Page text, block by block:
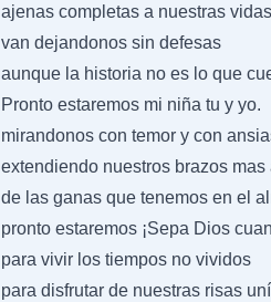
ajenas completas a nuestras vidas
van dejandonos sin defesas
aunque la historia no es lo que
Pronto estaremos mi niña tu y yo.
mirandonos con temor y con
extendiendo nuestros brazos mas
de las ganas que tenemos en el
pronto estaremos ¡Sepa Dios
para vivir los tiempos no vividos
para disfrutar de nuestras risas